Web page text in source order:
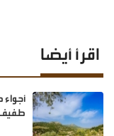
اقرأ أيضا
طفيف